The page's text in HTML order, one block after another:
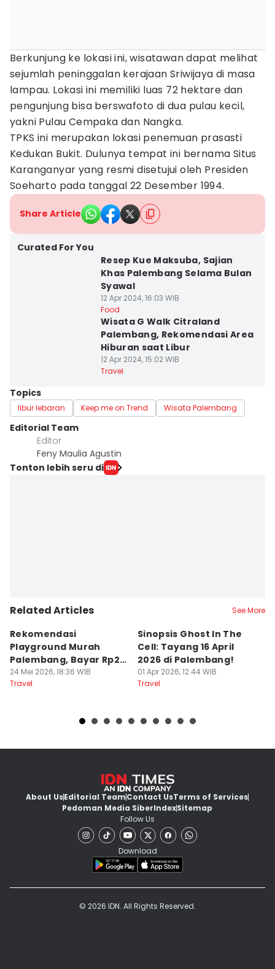
Berkunjung ke lokasi ini, wisatawan dapat melihat
sejumlah peninggalan kerajaan Sriwijaya di masa
lampau. Lokasi ini memiliki luas 72 hektare dan
pengunjung bisa berswafoto di dua pulau kecil,
yakni Pulau Cempaka dan Nangka.
TPKS ini merupakan lokasi penemuan prasasti
Kedukan Bukit. Dulunya tempat ini bernama Situs
Karanganyar yang resmi disetujui oleh Presiden
Soeharto pada tanggal 22 Desember 1994.
Share Article
Curated For You
Resep Kue Maksuba, Sajian
Khas Palembang Selama Bulan
Syawal
12 Apr 2024, 16:03 WIB
Food
Wisata G Walk Citraland
Palembang, Rekomendasi Area
Hiburan saat Libur
12 Apr 2024, 15:02 WIB
Travel
Topics
libur lebaran Keep me on Trend Wisata Palembang
Editorial Team
Editor
Feny Maulia Agustin
Tonton lebih seru di
Related Articles See More
Rekomendasi
Playground Murah
Palembang, Bayar Rp20
Ribu Main Sepuasnya
24 Mei 2026, 18:36 WIB
Travel
Sinopsis Ghost In The
Cell: Tayang 16 April
2026 di Palembang!
01 Apr 2026, 12:44 WIB
Travel
About UsEditorial TeamContact UsTerms of Services
Pedoman Media SiberIndexSitemap
Follow Us
Download
© 2026 IDN. All Rights Reserved.